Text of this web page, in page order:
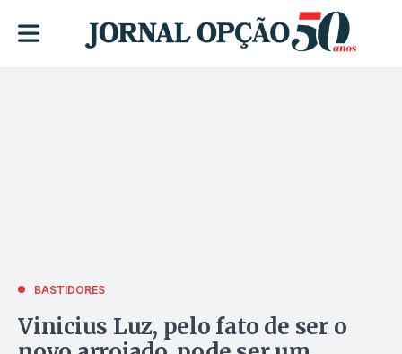
BASTIDORES
Vinicius Luz, pelo fato de ser o